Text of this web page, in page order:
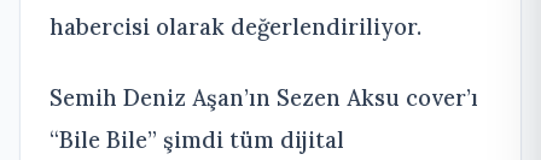
habercisi olarak değerlendiriliyor.
Semih Deniz Aşan’ın Sezen Aksu cover’ı
“Bile Bile” şimdi tüm dijital